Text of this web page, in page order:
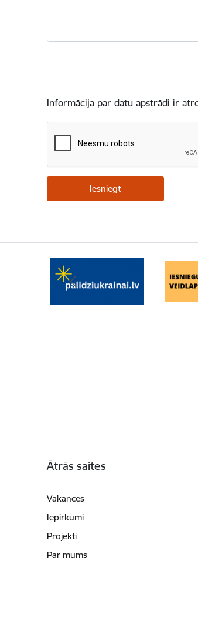
Informācija par datu apstrādi ir
Ātrās saites
Vakances
Iepirkumi
Projekti
Par mums